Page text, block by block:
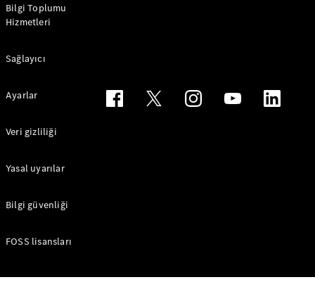
Bilgi Toplumu
Hizmetleri
Sağlayıcı
Ayarlar
Veri gizliliği
Yasal uyarılar
Bilgi güvenliği
FOSS lisansları